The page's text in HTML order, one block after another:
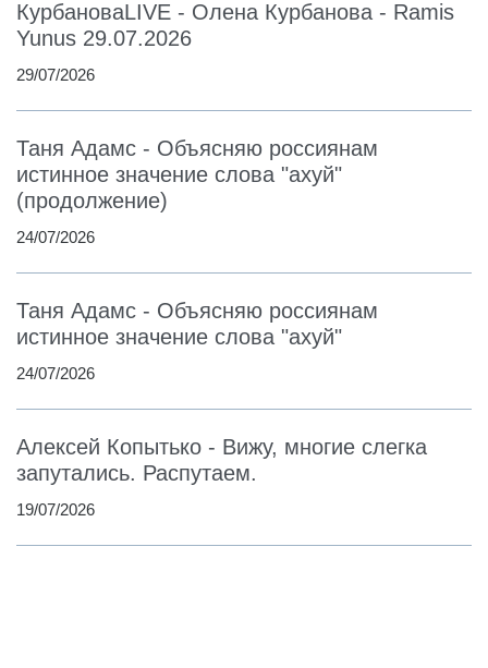
КурбановаLIVE - Олена Курбанова - Ramis
Yunus 29.07.2026
29/07/2026
Таня Адамс - Объясняю россиянам
истинное значение слова "ахуй"
(продолжение)
24/07/2026
Таня Адамс - Объясняю россиянам
истинное значение слова "ахуй"
24/07/2026
Алексей Копытько - Вижу, многие слегка
запутались. Распутаем.
19/07/2026